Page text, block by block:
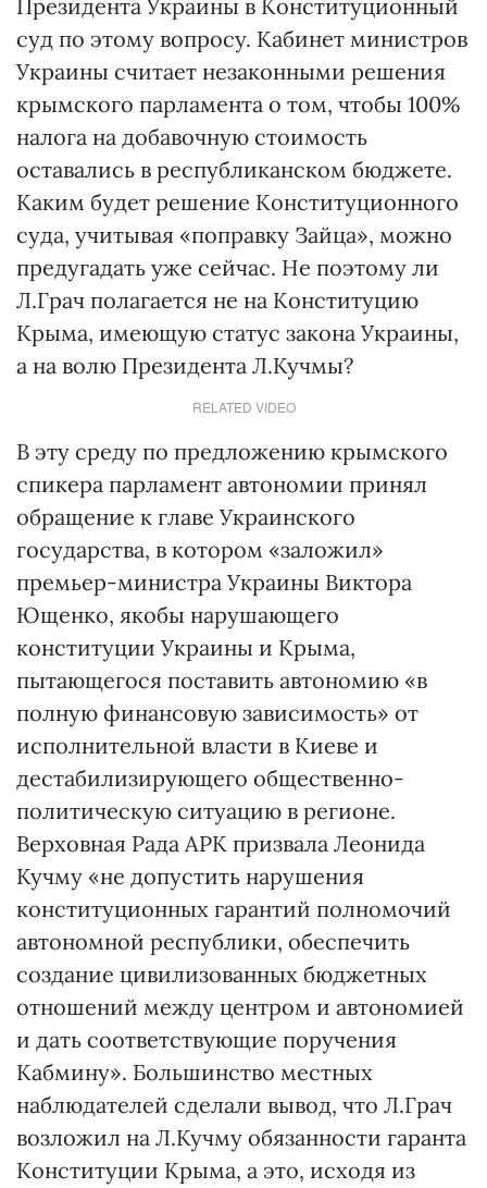
Президента Украины в Конституционный
суд по этому вопросу. Кабинет министров
Украины считает незаконными решения
крымского парламента о том, чтобы 100%
налога на добавочную стоимость
оставались в республиканском бюджете.
Каким будет решение Конституционного
суда, учитывая «поправку Зайца», можно
предугадать уже сейчас. Не поэтому ли
Л.Грач полагается не на Конституцию
Крыма, имеющую статус закона Украины,
а на волю Президента Л.Кучмы?
RELATED VIDEO
В эту среду по предложению крымского
спикера парламент автономии принял
обращение к главе Украинского
государства, в котором «заложил»
премьер-министра Украины Виктора
Ющенко, якобы нарушающего
конституции Украины и Крыма,
пытающегося поставить автономию «в
полную финансовую зависимость» от
исполнительной власти в Киеве и
дестабилизирующего общественно-
политическую ситуацию в регионе.
Верховная Рада АРК призвала Леонида
Кучму «не допустить нарушения
конституционных гарантий полномочий
автономной республики, обеспечить
создание цивилизованных бюджетных
отношений между центром и автономией
и дать соответствующие поручения
Кабмину». Большинство местных
наблюдателей сделали вывод, что Л.Грач
возложил на Л.Кучму обязанности гаранта
Конституции Крыма, а это, исходя из